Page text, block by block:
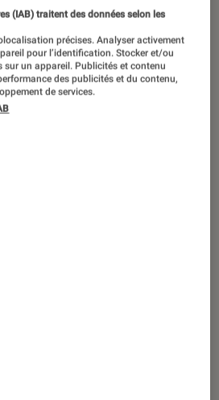
: comment
de stockage
(IAB) traitent des données selon les
précises. Analyser activement
pour l’identification. Stocker et/ou
sur un appareil. Publicités et contenu
des publicités et du contenu,
de services.